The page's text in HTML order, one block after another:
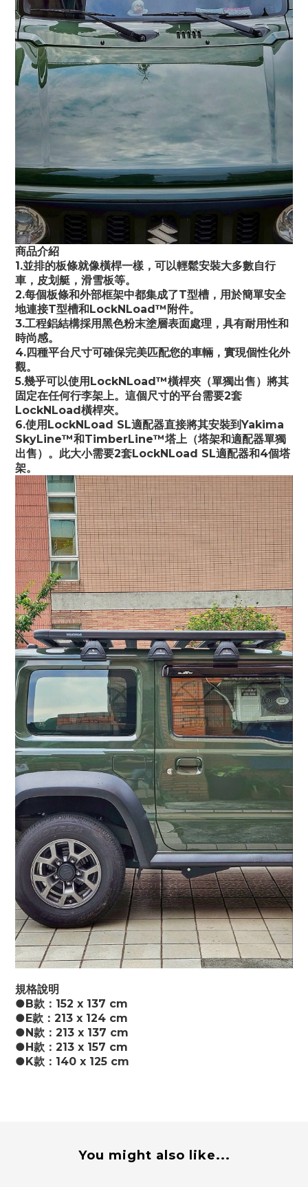
商品介紹
1.並排的板條就像橫桿一樣，可以輕鬆安裝大多數自行
車，皮划艇，滑雪板等。
2.每個板條和外部框架中都集成了T型槽，用於簡單安全
地連接T型槽和LockNLoad™附件。
3.工程鋁結構採用黑色粉末塗層表面處理，具有耐用性和
時尚感。
4.四種平台尺寸可確保完美匹配您的車輛，實現個性化外
觀。
5.幾乎可以使用LockNLoad™橫桿夾（單獨出售）將其
固定在任何行李架上。這個尺寸的平台需要2套
LockNLoad橫桿夾。
6.使用LockNLoad SL適配器直接將其安裝到Yakima
SkyLine™和TimberLine™塔上（塔架和適配器單獨
出售）。此大小需要2套LockNLoad SL適配器和4個塔
架。
規格說明
●B款：152 x 137 cm
●E款：213 x 124 cm
●N款：213 x 137 cm
●H款：213 x 157 cm
●K款：140 x 125 cm
You might also like...